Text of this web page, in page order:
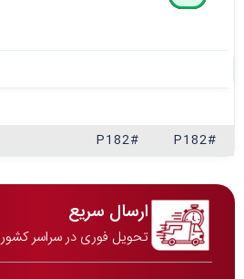
#P182
#P182
ارسال سریع
تحویل فوری در سراسر کشور